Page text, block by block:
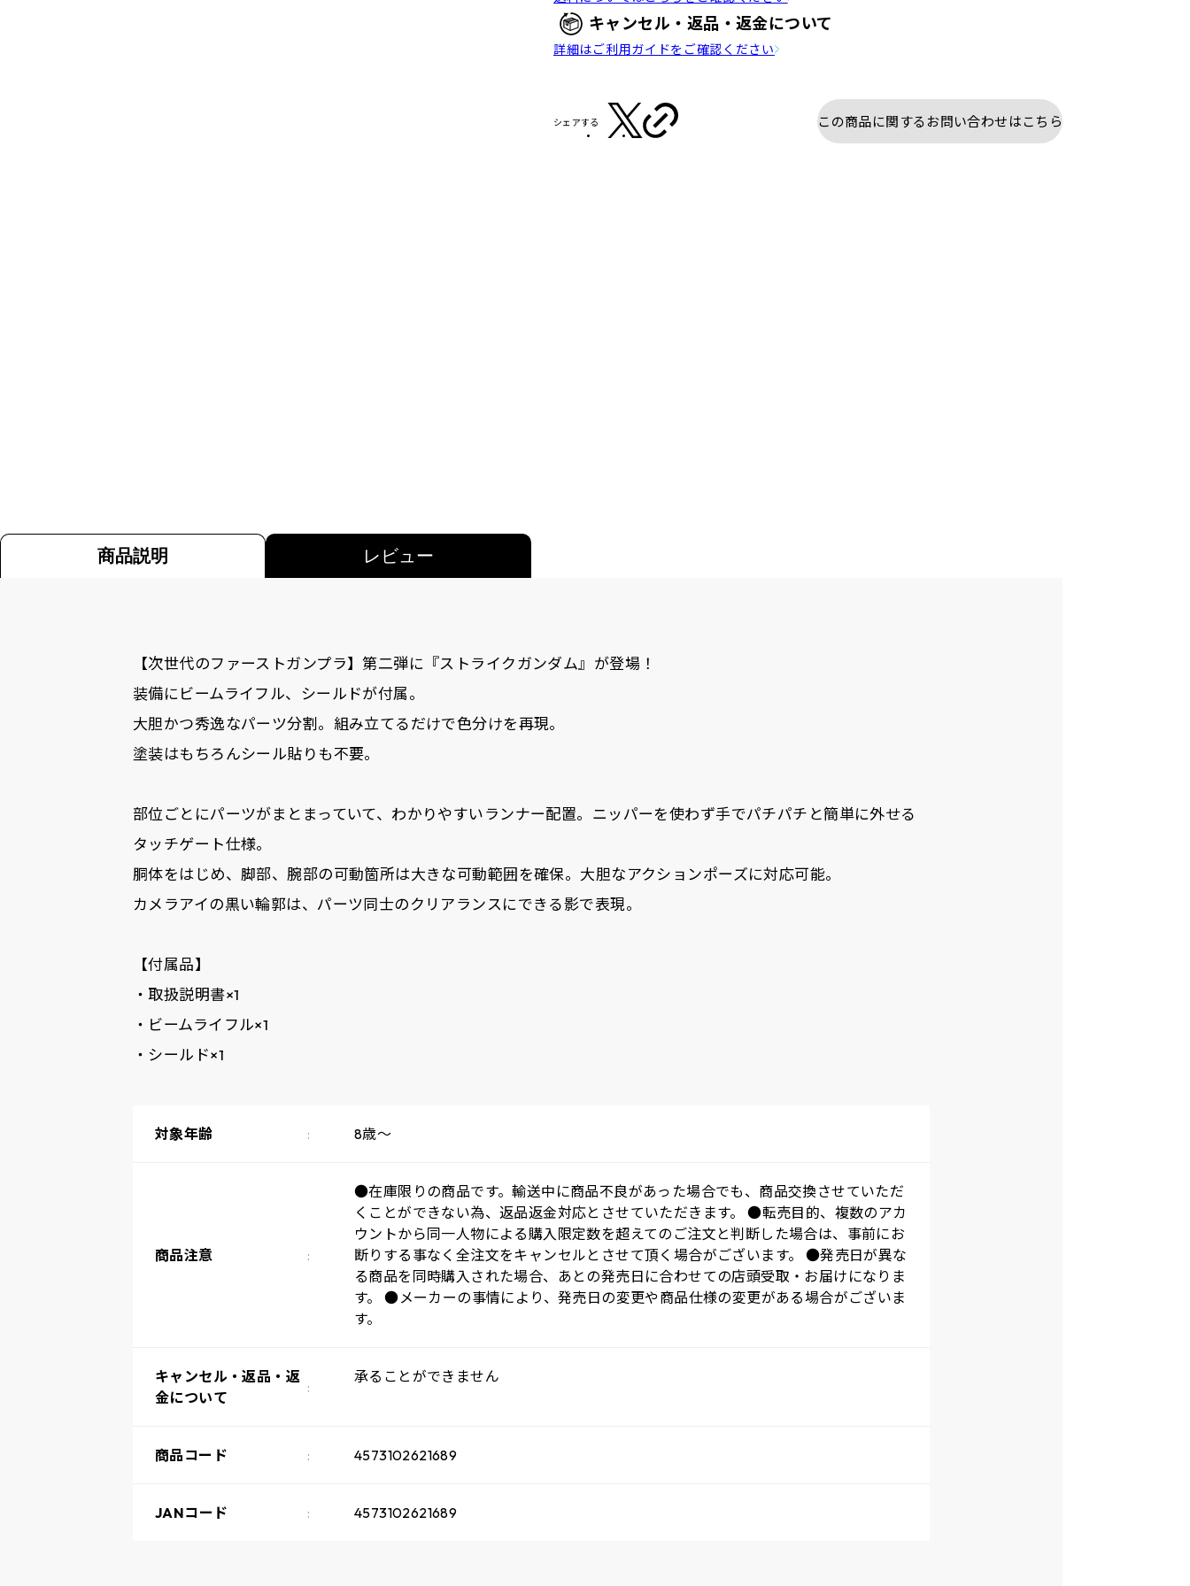
キャンセル・返品・返金について
詳細はご利用ガイドをご確認ください
シェアする この商品に関するお問い合わせはこちら
商品説明 レビュー
【次世代のファーストガンプラ】第二弾に『ストライクガンダム』が登場！
装備にビームライフル、シールドが付属。
大胆かつ秀逸なパーツ分割。組み立てるだけで色分けを再現。
塗装はもちろんシール貼りも不要。
部位ごとにパーツがまとまっていて、わかりやすいランナー配置。ニッパーを使わず手でパチパチと簡単に外せる
タッチゲート仕様。
胴体をはじめ、脚部、腕部の可動箇所は大きな可動範囲を確保。大胆なアクションポーズに対応可能。
カメラアイの黒い輪郭は、パーツ同士のクリアランスにできる影で表現。
【付属品】
・取扱説明書×1
・ビームライフル×1
・シールド×1
対象年齢 8歳～
商品注意
●在庫限りの商品です。輸送中に商品不良があった場合でも、商品交換させていただ
くことができない為、返品返金対応とさせていただきます。 ●転売目的、複数のアカ
ウントから同一人物による購入限定数を超えてのご注文と判断した場合は、事前にお
断りする事なく全注文をキャンセルとさせて頂く場合がございます。 ●発売日が異な
る商品を同時購入された場合、あとの発売日に合わせての店頭受取・お届けになりま
す。 ●メーカーの事情により、発売日の変更や商品仕様の変更がある場合がございま
す。
キャンセル・返品・返
金について
承ることができません
商品コード 4573102621689
JANコード 4573102621689